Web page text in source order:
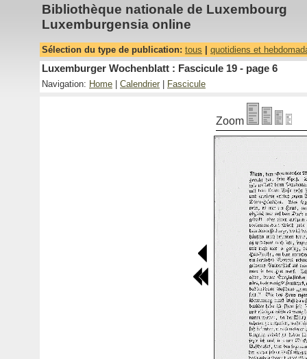
Bibliothèque nationale de Luxembourg
Luxemburgensia online
Sélection du type de publication: tous quotidiens et
Luxemburger Wochenblatt : Fascicule 19 - page 6
Navigation: Home Calendrier Fascicule
Zoom